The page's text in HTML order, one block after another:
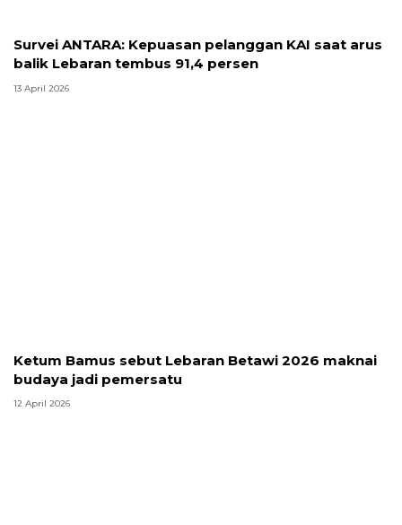
Survei ANTARA: Kepuasan pelanggan KAI saat arus
balik Lebaran tembus 91,4 persen
13 April 2026
Ketum Bamus sebut Lebaran Betawi 2026 maknai
budaya jadi pemersatu
12 April 2026